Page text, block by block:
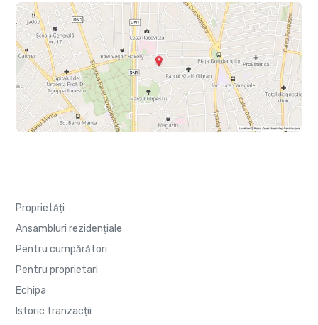
Proprietăți
Ansambluri rezidențiale
Pentru cumpărători
Pentru proprietari
Echipa
Istoric tranzacții